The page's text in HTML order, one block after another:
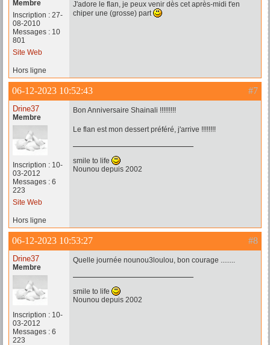
Membre
Inscription : 27-
08-2010
Messages : 10
801
Site Web
J'adore le flan, je peux venir dès cet après-midi t'en
chiper une (grosse) part
Hors ligne
#7
06-12-2023 10:52:43
Drine37
Membre
Inscription : 10-
03-2012
Messages : 6
223
Site Web
Bon Anniversaire Shainali !!!!!!!!!
Le flan est mon dessert préféré, j'arrive !!!!!!!!
smile to life
Nounou depuis 2002
Hors ligne
#8
06-12-2023 10:53:27
Drine37
Membre
Inscription : 10-
03-2012
Messages : 6
223
Quelle journée nounou3loulou, bon courage ........
smile to life
Nounou depuis 2002